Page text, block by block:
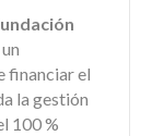
financiar el
la gestión
100 %